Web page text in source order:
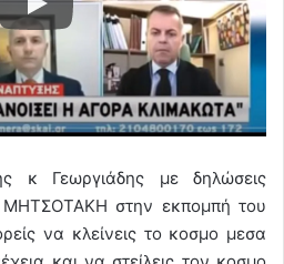
κ Γεωργιάδης με δηλώσεις
στην εκπομπή του
να κλείνεις το κοσμο μεσα